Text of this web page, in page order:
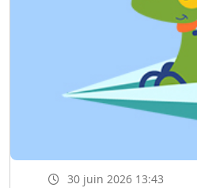
30 juin 2026 13:43